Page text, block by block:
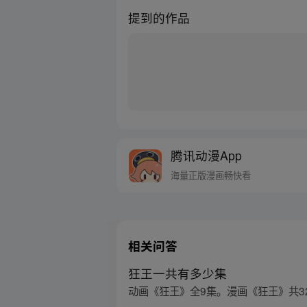
提到的作品
腾讯动漫App
海量正版漫画畅快看
相关问答
狂王一共有多少集
动画《狂王》全9集。漫画《狂王》共